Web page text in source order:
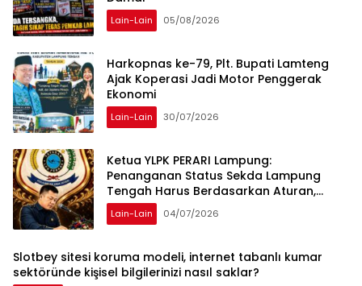
Lain-Lain 05/08/2026
Harkopnas ke-79, Plt. Bupati Lamteng
Ajak Koperasi Jadi Motor Penggerak
Ekonomi
Lain-Lain 30/07/2026
Ketua YLPK PERARI Lampung:
Penanganan Status Sekda Lampung
Tengah Harus Berdasarkan Aturan,
Bukan Tekanan Opini
Lain-Lain 04/07/2026
Slotbey sitesi koruma modeli, internet tabanlı kumar
sektöründe kişisel bilgilerinizi nasıl saklar?